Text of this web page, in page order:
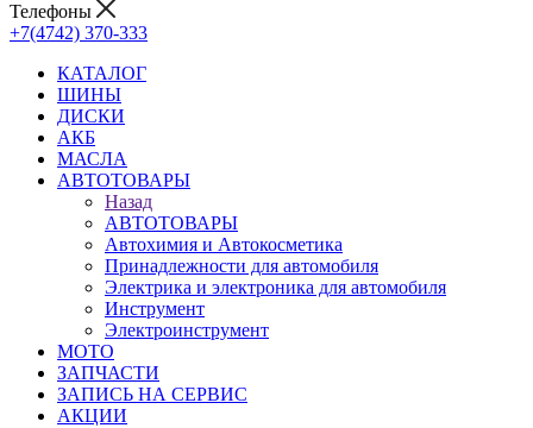
Телефоны
+7(4742) 370-333
КАТАЛОГ
ШИНЫ
ДИСКИ
АКБ
МАСЛА
АВТОТОВАРЫ
Назад
АВТОТОВАРЫ
Автохимия и Автокосметика
Принадлежности для автомобиля
Электрика и электроника для автомобиля
Инструмент
Электроинструмент
МОТО
ЗАПЧАСТИ
ЗАПИСЬ НА СЕРВИС
АКЦИИ